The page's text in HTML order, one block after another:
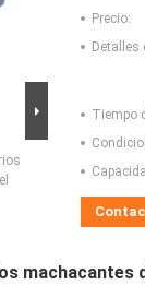
Precio:
Detalles
Tiempo
machacantes